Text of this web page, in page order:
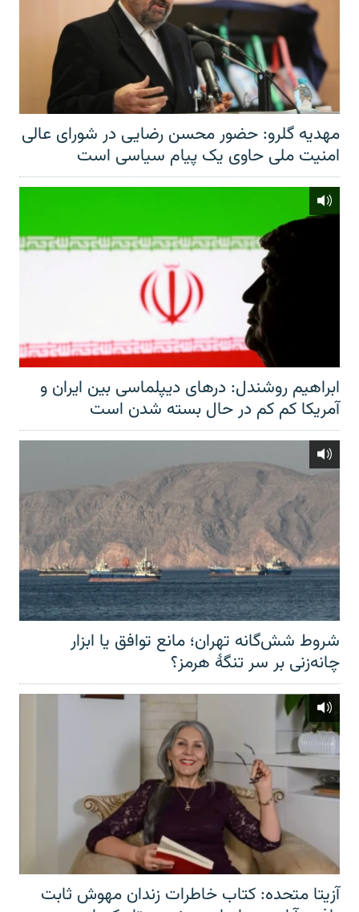
مهدیه گلرو: حضور محسن رضایی در شورای عالی
امنیت ملی حاوی یک پیام سیاسی است
ابراهیم روشندل: درهای دیپلماسی بین ایران و
آمریکا کم کم در حال بسته شدن است
شروط شش‌گانه تهران؛ مانع توافق یا ابزار
چانه‌زنی بر سر تنگهٔ هرمز؟
آزیتا متحده: کتاب خاطرات زندان مهوش ثابت